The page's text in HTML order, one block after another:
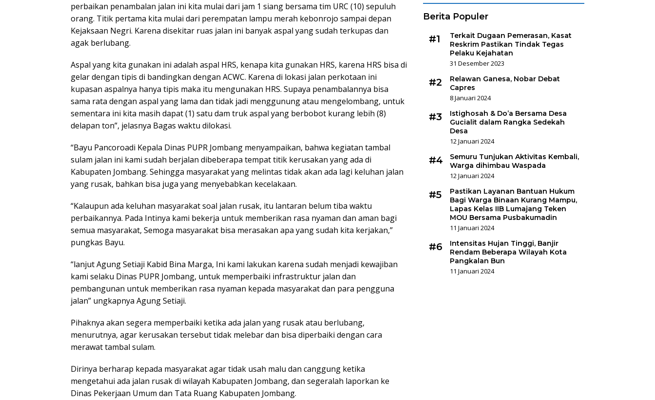
perbaikan penambalan jalan ini kita mulai dari jam 1 siang bersama tim URC (10) sepuluh
orang. Titik pertama kita mulai dari perempatan lampu merah kebonrojo sampai depan
Kejaksaan Negri. Karena disekitar ruas jalan ini banyak aspal yang sudah terkupas dan
agak berlubang.
Aspal yang kita gunakan ini adalah aspal HRS, kenapa kita gunakan HRS, karena HRS bisa di
gelar dengan tipis di bandingkan dengan ACWC. Karena di lokasi jalan perkotaan ini
kupasan aspalnya hanya tipis maka itu mengunakan HRS. Supaya penambalannya bisa
sama rata dengan aspal yang lama dan tidak jadi menggunung atau mengelombang, untuk
sementara ini kita masih dapat (1) satu dam truk aspal yang berbobot kurang lebih (8)
delapan ton”, jelasnya Bagas waktu dilokasi.
“Bayu Pancoroadi Kepala Dinas PUPR Jombang menyampaikan, bahwa kegiatan tambal
sulam jalan ini kami sudah berjalan dibeberapa tempat titik kerusakan yang ada di
Kabupaten Jombang. Sehingga masyarakat yang melintas tidak akan ada lagi keluhan jalan
yang rusak, bahkan bisa juga yang menyebabkan kecelakaan.
“Kalaupun ada keluhan masyarakat soal jalan rusak, itu lantaran belum tiba waktu
perbaikannya. Pada Intinya kami bekerja untuk memberikan rasa nyaman dan aman bagi
semua masyarakat, Semoga masyarakat bisa merasakan apa yang sudah kita kerjakan,”
pungkas Bayu.
“lanjut Agung Setiaji Kabid Bina Marga, Ini kami lakukan karena sudah menjadi kewajiban
kami selaku Dinas PUPR Jombang, untuk memperbaiki infrastruktur jalan dan
pembangunan untuk memberikan rasa nyaman kepada masyarakat dan para pengguna
jalan” ungkapnya Agung Setiaji.
Pihaknya akan segera memperbaiki ketika ada jalan yang rusak atau berlubang,
menurutnya, agar kerusakan tersebut tidak melebar dan bisa diperbaiki dengan cara
merawat tambal sulam.
Dirinya berharap kepada masyarakat agar tidak usah malu dan canggung ketika
mengetahui ada jalan rusak di wilayah Kabupaten Jombang, dan segeralah laporkan ke
Dinas Pekerjaan Umum dan Tata Ruang Kabupaten Jombang.
Berita Populer
#1
Terkait Dugaan Pemerasan, Kasat
Reskrim Pastikan Tindak Tegas
Pelaku Kejahatan
31 Desember 2023
#2
Relawan Ganesa, Nobar Debat
Capres
8 Januari 2024
#3
Istighosah & Do’a Bersama Desa
Gucialit dalam Rangka Sedekah
Desa
12 Januari 2024
#4
Semuru Tunjukan Aktivitas Kembali,
Warga dihimbau Waspada
12 Januari 2024
#5
Pastikan Layanan Bantuan Hukum
Bagi Warga Binaan Kurang Mampu,
Lapas Kelas IIB Lumajang Teken
MOU Bersama Pusbakumadin
11 Januari 2024
#6
Intensitas Hujan Tinggi, Banjir
Rendam Beberapa Wilayah Kota
Pangkalan Bun
11 Januari 2024